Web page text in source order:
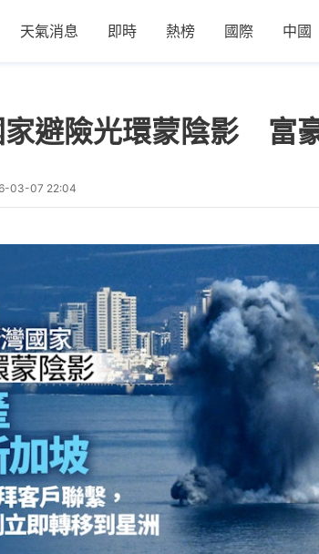
天氣消息 即時 熱榜 國際 中國
避險光環蒙陰影 富
03-07 22:04